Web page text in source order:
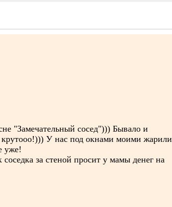
"Замечательный сосед"))) Бывало и
У нас под окнами моими жарили
уже!
за стеной просит у мамы денег на